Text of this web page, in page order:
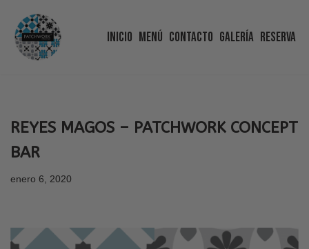
Saltar
Inicio Menú Contacto Galería Reserva
REYES MAGOS – PATCHWORK CONCEPT
BAR
enero 6, 2020